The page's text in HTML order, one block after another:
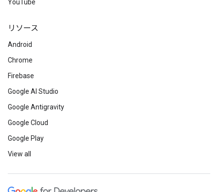
YouTube
リソース
Android
Chrome
Firebase
Google AI Studio
Google Antigravity
Google Cloud
Google Play
View all